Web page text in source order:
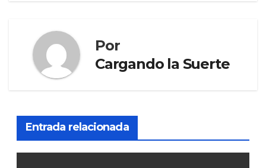
Por
Cargando la Suerte
Entrada relacionada